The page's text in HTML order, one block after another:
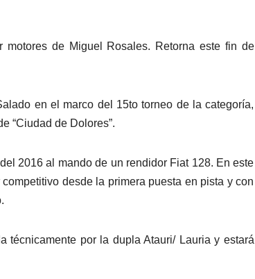
de Miguel Rosales. Retorna este fin de
en el marco del 15to torneo de la categoría,
“Ciudad de Dolores”.
2016 al mando de un rendidor Fiat 128. En este
desde la primera puesta en pista y con
técnicamente por la dupla Atauri/ Lauria y estará